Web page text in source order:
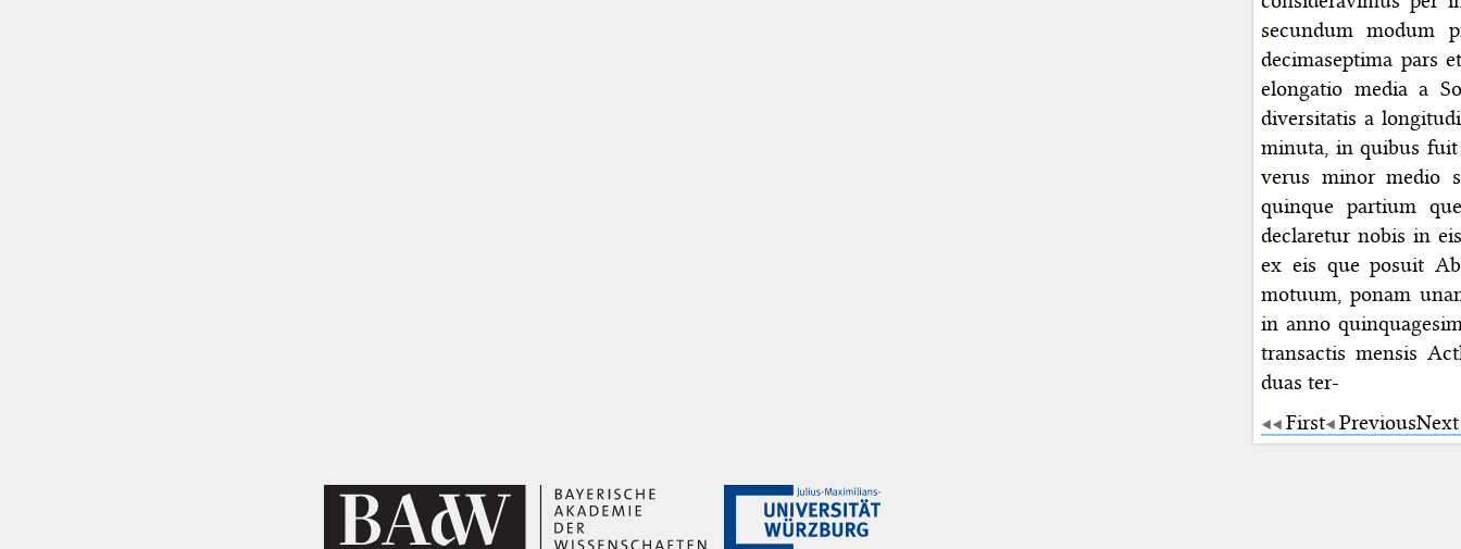
secundum modum
decimaseptima pars
elongatio media a
diversitatis a
minuta, in quibus fuit
verus minor medio
quinque partium
declaretur nobis in
ex eis que posuit
motuum, ponam
in anno
transactis mensis
duas ter-
First PreviousNext